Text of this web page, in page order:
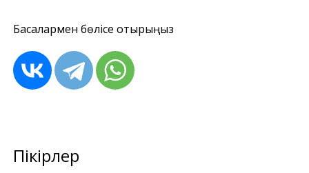
Басқалармен бөлісе отырыңыз
Пікірлер